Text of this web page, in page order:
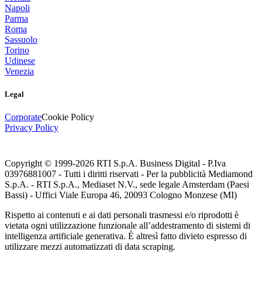
Napoli
Parma
Roma
Sassuolo
Torino
Udinese
Venezia
Legal
CorporateCookie Policy
Privacy Policy
Copyright © 1999-2026 RTI S.p.A. Business Digital - P.Iva
03976881007 - Tutti i diritti riservati - Per la pubblicità Mediamond
S.p.A. - RTI S.p.A., Mediaset N.V., sede legale Amsterdam (Paesi
Bassi) - Uffici Viale Europa 46, 20093 Cologno Monzese (MI)
Rispetto ai contenuti e ai dati personali trasmessi e/o riprodotti è
vietata ogni utilizzazione funzionale all’addestramento di sistemi di
intelligenza artificiale generativa. È altresì fatto divieto espresso di
utilizzare mezzi automatizzati di data scraping.